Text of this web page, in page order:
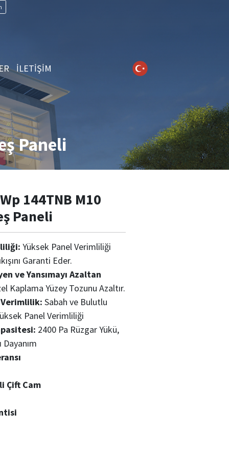
İLETİŞİM
Paneli
144TNB M10
Paneli
Yüksek Panel Verimliliği
Garanti Eder.
ve Yansımayı Azaltan
Kaplama Yüzey Tozunu Azaltır.
Verimlilik: Sabah ve Bulutlu
Panel Verimliliği
2400 Pa Rüzgar Yükü,
Dayanım
Çift Cam